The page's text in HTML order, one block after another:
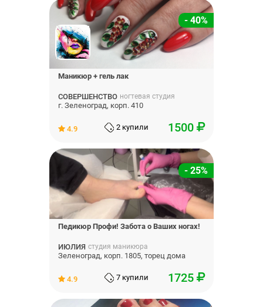
- 40%
Маникюр + гель лак
СОВЕРШЕНСТВО ногтевая студия
г. Зеленоград, корп. 410
4.9 2 купили 1500
- 25%
Педикюр Профи! Забота о Ваших ногах!
ИЮЛИЯ студия маникюра
Зеленоград, корп. 1805, торец дома
4.9 7 купили 1725